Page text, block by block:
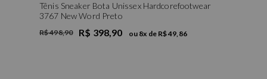
Tênis Sneaker Bota Unissex Hardcorefootwear
3767 New Word Preto
R$ 498,90 R$ 398,90 ou 8x de R$ 49,86